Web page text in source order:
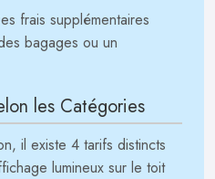
frais supplémentaires
bagages ou un
les Catégories
il existe 4 tarifs distincts
lumineux sur le toit